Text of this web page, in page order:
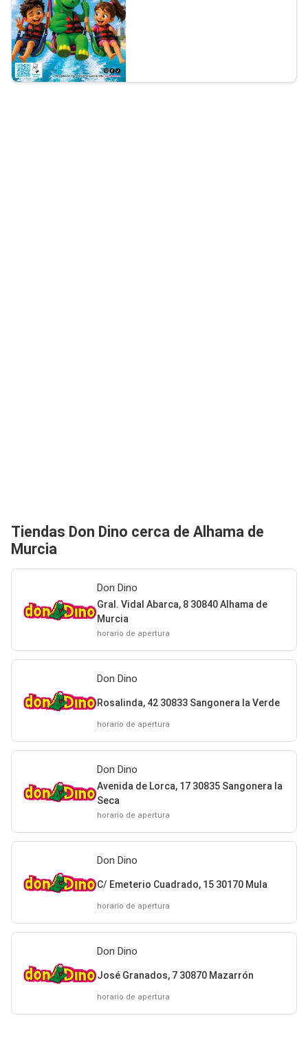
Tiendas Don Dino cerca de Alhama de
Murcia
Don Dino
Gral. Vidal Abarca, 8 30840 Alhama de
Murcia
horario de apertura
Don Dino
Rosalinda, 42 30833 Sangonera la Verde
horario de apertura
Don Dino
Avenida de Lorca, 17 30835 Sangonera la
Seca
horario de apertura
Don Dino
C/ Emeterio Cuadrado, 15 30170 Mula
horario de apertura
Don Dino
José Granados, 7 30870 Mazarrón
horario de apertura